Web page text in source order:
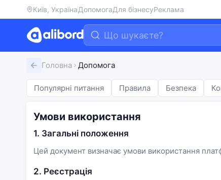
Київ, УкраїнаДопомогаДля бізнесуРеклама
Головна Допомога
Популярні питання Правила Безпека
Умови використання
1. Загальні положення
Цей документ визначає умови використання
2. Реєстрація